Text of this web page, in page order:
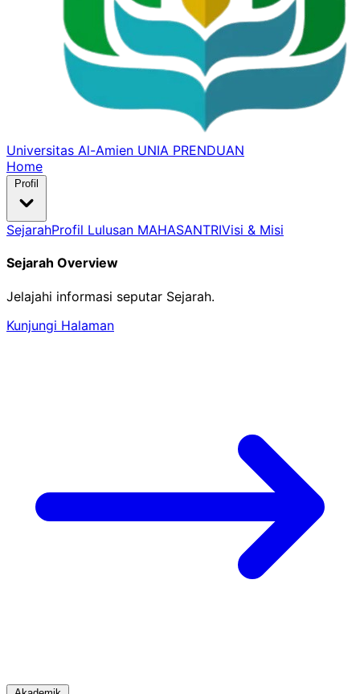
Universitas Al-Amien UNIA PRENDUAN
Home
SejarahProfil Lulusan MAHASANTRIVisi & Misi
Sejarah Overview
Jelajahi informasi seputar Sejarah.
Kunjungi Halaman